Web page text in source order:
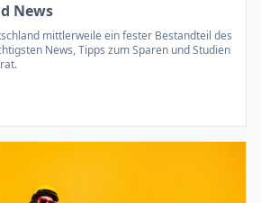
News
mittlerweile ein fester Bestandteil des
News, Tipps zum Sparen und Studien